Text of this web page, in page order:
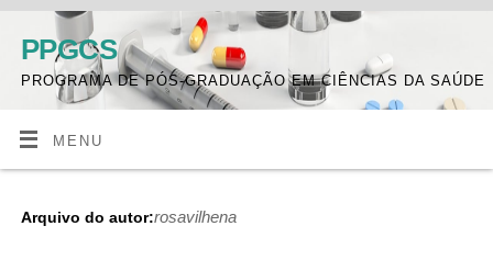
PPGCS
PROGRAMA DE PÓS-GRADUAÇÃO EM CIÊNCIAS DA SAÚDE
MENU
Arquivo do autor:rosavilhena